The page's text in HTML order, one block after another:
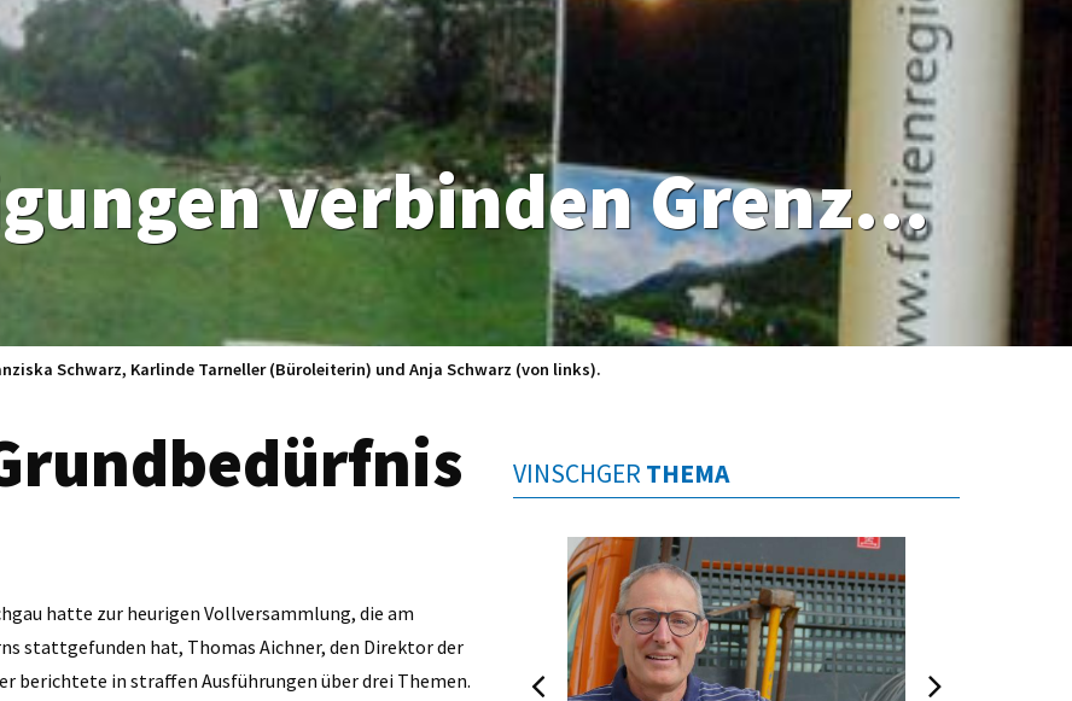
Grenzbefestigungen verbinden Grenzgänger
Schwarz, Karlinde Tarneller (Büroleiterin) und Anja Schwarz (von links).
hatte zur heurigen Vollversammlung, die am
stattgefunden hat, Thomas Aichner, den Direktor der
berichtete in straffen Ausführungen über drei Themen.
VINSCHGER THEMA